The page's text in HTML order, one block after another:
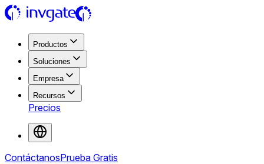
Productos
Soluciones
Empresa
Recursos
Precios
ContáctanosPrueba Gratis